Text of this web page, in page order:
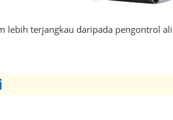
lebih terjangkau daripada pengontrol